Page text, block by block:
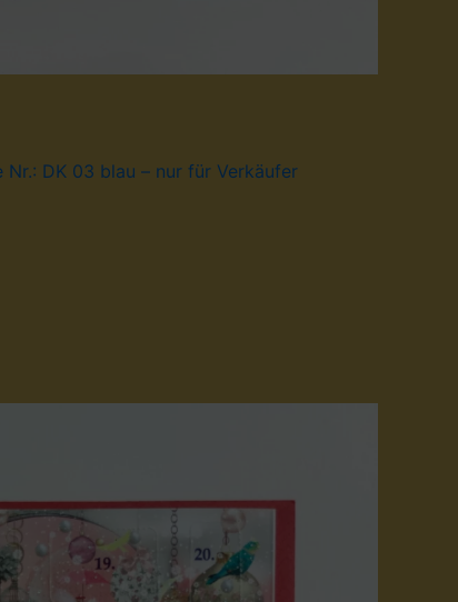
DK 03 blau – nur für Verkäufer